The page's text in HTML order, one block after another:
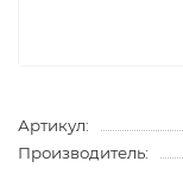
Артикул:
Производитель: